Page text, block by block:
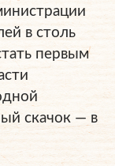
в столь
первым
скачок — в